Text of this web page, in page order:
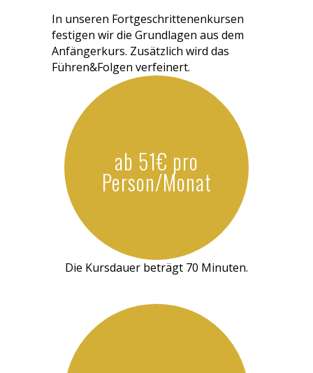
In unseren Fortgeschrittenenkursen
festigen wir die Grundlagen aus dem
Anfängerkurs. Zusätzlich wird das
Führen&Folgen verfeinert.
ab 51€ pro
Person/Monat
Die Kursdauer beträgt 70 Minuten.